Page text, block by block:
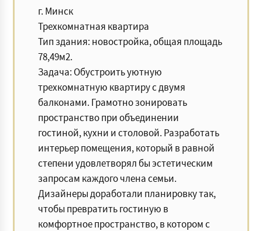
г. Минск
Трехкомнатная квартира
Тип здания: новостройка, общая площадь
78,49м2.
Задача: Обустроить уютную
трехкомнатную квартиру с двумя
балконами. Грамотно зонировать
пространство при объединении
гостиной, кухни и столовой. Разработать
интерьер помещения, который в равной
степени удовлетворял бы эстетическим
запросам каждого члена семьи.
Дизайнеры доработали планировку так,
чтобы превратить гостиную в
комфортное пространство, в котором с